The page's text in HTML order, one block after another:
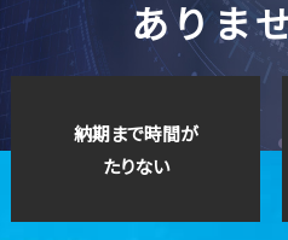
ありま
納期まで時間が
たりない